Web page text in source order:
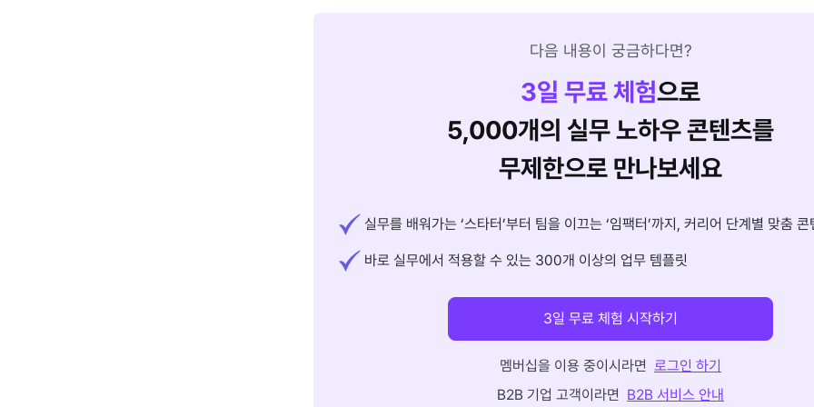
다음 내용이 궁금하다면?
3일 무료 체험으로
5,000개의 실무 노하우 콘텐츠를
무제한으로 만나보세요
실무를 배워가는 ‘스타터’부터 팀을 이끄는 ‘임팩터’까지, 커리어 단계별 맞춤 콘
바로 실무에서 적용할 수 있는 300개 이상의 업무 템플릿
3일 무료 체험 시작하기
멤버십을 이용 중이시라면 로그인 하기
B2B 기업 고객이라면 B2B 서비스 안내